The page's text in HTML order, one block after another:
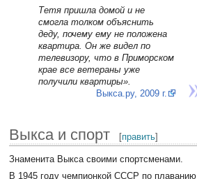
Тетя пришла домой и не
смогла толком объяснить
деду, почему ему не положена
квартира. Он же видел по
телевизору, что в Приморском
крае все ветераны уже
получили квартиры».
Выкса.ру, 2009 г.
Выкса и спорт [править]
Знаменита Выкса своими спортсменами.
В 1945 году чемпионкой СССР по плаванию